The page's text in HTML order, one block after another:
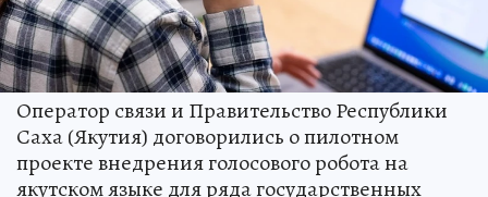
Оператор связи и Правительство Республики
Саха (Якутия) договорились о пилотном
проекте внедрения голосового робота на
якутском языке для ряда государственных